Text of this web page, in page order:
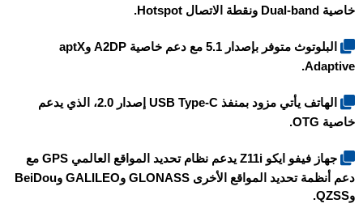
خاصية Dual-band ونقطة الاتصال Hotspot.
البلوتوث متوفر بإصدار 5.1 مع دعم خاصية A2DP وaptX
Adaptive.
الهاتف يأتي مزود بمنفذ USB Type-C إصدار 2.0، الذي يدعم
خاصية OTG.
جهاز فيفو ايكو Z11i
يدعم نظام تحديد المواقع العالمي GPS مع
دعم أنظمة تحديد المواقع الأخرى GLONASS وGALILEO وBeiDou
وQZSS.